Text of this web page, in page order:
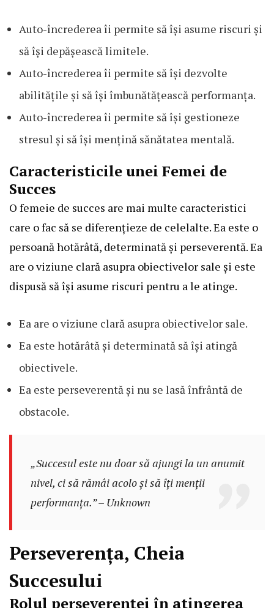
Auto-încrederea îi permite să își asume riscuri și
să își depășească limitele.
Auto-încrederea îi permite să își dezvolte
abilitățile și să își îmbunătățească performanța.
Auto-încrederea îi permite să își gestioneze
stresul și să își mențină sănătatea mentală.
Caracteristicile unei Femei de
Succes
O femeie de succes are mai multe caracteristici
care o fac să se diferențieze de celelalte. Ea este o
persoană hotărâtă, determinată și perseverentă. Ea
are o viziune clară asupra obiectivelor sale și este
dispusă să își asume riscuri pentru a le atinge.
Ea are o viziune clară asupra obiectivelor sale.
Ea este hotărâtă și determinată să își atingă
obiectivele.
Ea este perseverentă și nu se lasă înfrântă de
obstacole.
„Succesul este nu doar să ajungi la un anumit
nivel, ci să rămâi acolo și să îți menții
performanța.” – Unknown
Perseverența, Cheia
Succesului
Rolul perseverenței în atingerea